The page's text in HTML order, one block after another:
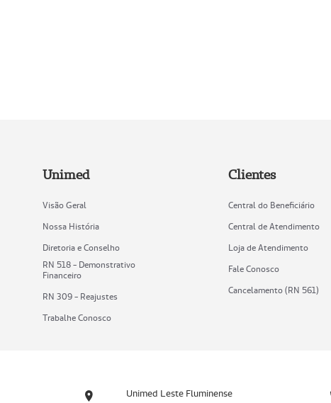
Unimed
Visão Geral
Nossa História
Diretoria e Conselho
RN 518 - Demonstrativo
Financeiro
RN 309 - Reajustes
Trabalhe Conosco
Clientes
Central do Beneficiário
Central de Atendimento
Loja de Atendimento
Fale Conosco
Cancelamento (RN 561)
Unimed Leste Fluminense